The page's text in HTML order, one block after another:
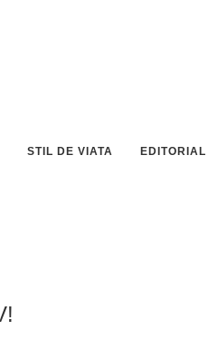
STIL DE VIATA EDITORIAL